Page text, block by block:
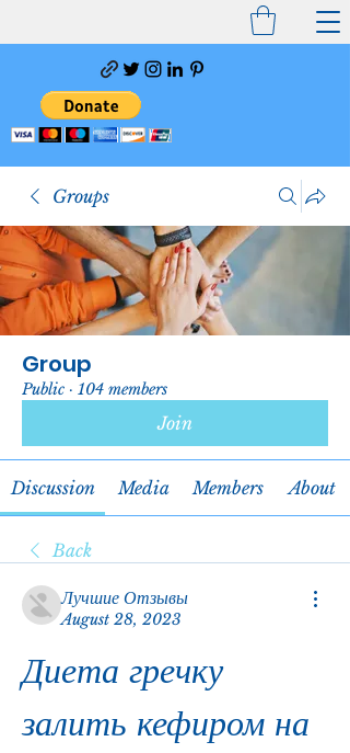
Groups
Group
Public · 104 members
Join
Discussion Media Members About
Back
Лучшие Отзывы
August 28, 2023
Диета гречку
залить кефиром на